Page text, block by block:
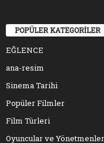
POPÜLER KATEGORİLER
EĞLENCE
ana-resim
Sinema Tarihi
Popüler Filmler
Film Türleri
Oyuncular ve Yönetmenler